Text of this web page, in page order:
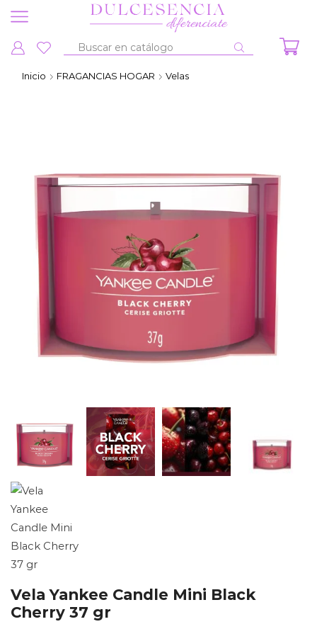
Entrada
búsqueda
Inicio FRAGANCIAS HOGAR Velas
Vela Yankee Candle Mini Black
Cherry 37 gr